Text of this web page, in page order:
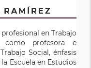
en Trabajo
como profesora e
Social, énfasis
Escuela en Estudios